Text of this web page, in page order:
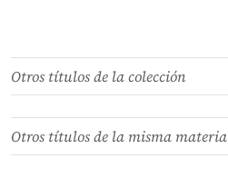
Otros títulos de la colección
Otros títulos de la misma materia